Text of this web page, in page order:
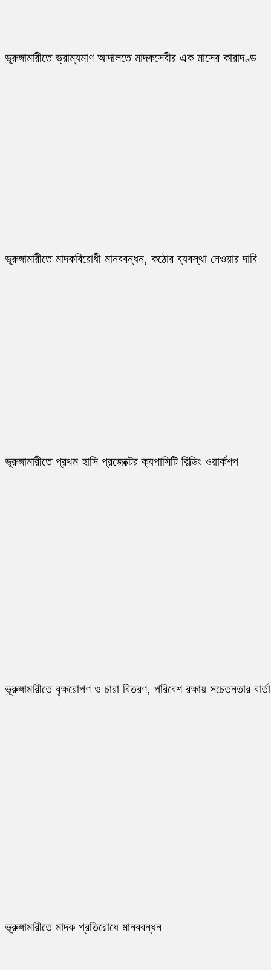
ভূরুঙ্গামারীতে ভ্রাম্যমাণ আদালতে মাদকসেবীর এক মাসের কারাদণ্ড
ভূরুঙ্গামারীতে মাদকবিরোধী মানববন্ধন, কঠোর ব্যবস্থা নেওয়ার দাবি
ভূরুঙ্গামারীতে প্রথম হাসি প্রজেক্টের ক্যপাসিটি বিল্ডিং ওয়ার্কশপ
ভূরুঙ্গামারীতে বৃক্ষরোপণ ও চারা বিতরণ, পরিবেশ রক্ষায় সচেতনতার বার্তা
ভূরুঙ্গামারীতে মাদক প্রতিরোধে মানববন্ধন